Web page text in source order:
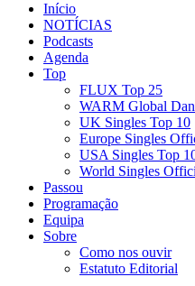
Início
NOTÍCIAS
Podcasts
Agenda
Top
FLUX Top 25
WARM Global
UK Singles Top 10
Europe Singles
USA Singles Top
World Singles
Passou
Programação
Equipa
Sobre
Como nos ouvir
Estatuto Editorial